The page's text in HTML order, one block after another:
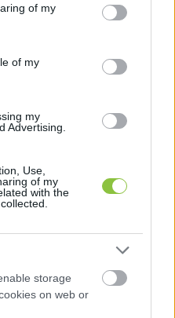
behaviour. You may click to
and its third-party tags to
purposes in below Google
of my
of my
my
Advertising.
Use,
of my
with the
storage
on web or
a szabály, amely
havonta
maximum a 300
tranzakció során
200 ezer forintot,
már csak 100 ezer
az adott hónapban.
is, hogy a törvény által
1-je óta van
egészen mostanáig
maximum